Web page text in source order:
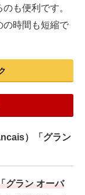
も便利です。
の時間も短縮で
）「グラン
グラン オーバ